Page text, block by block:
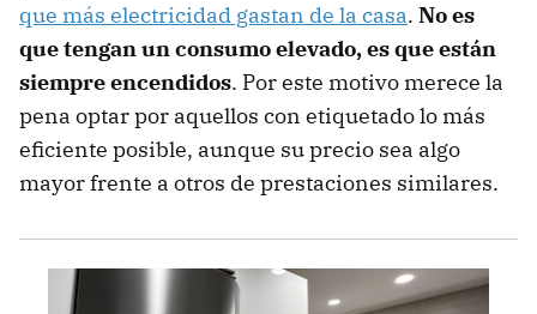
que más electricidad gastan de la casa. No es
que tengan un consumo elevado, es que están
siempre encendidos. Por este motivo merece la
pena optar por aquellos con etiquetado lo más
eficiente posible, aunque su precio sea algo
mayor frente a otros de prestaciones similares.